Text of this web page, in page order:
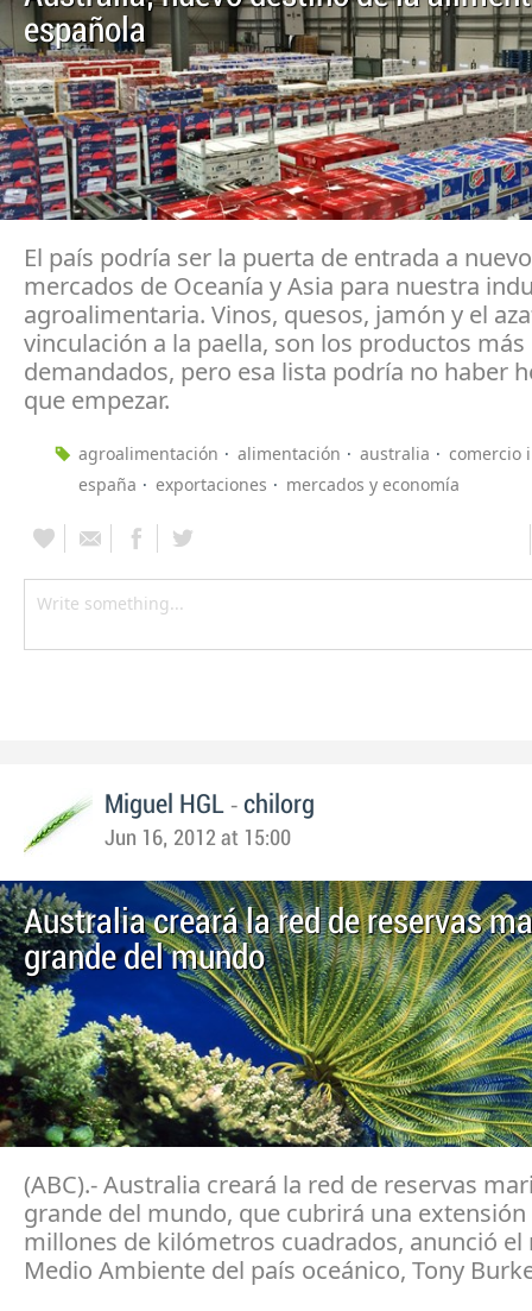
española
El país podría ser la puerta de entrada a
mercados de Oceanía y Asia para nuestra
agroalimentaria. Vinos, quesos, jamón y el
vinculación a la paella, son los productos más
demandados, pero esa lista podría no haber
que empezar.
agroalimentación alimentación australia
comercio
españa
exportaciones mercados y economía
Miguel HGL - chilorg
Jun 16, 2012 at 15:00
Australia creará la red de reservas
grande del mundo
(ABC).- Australia creará la red de reservas
grande del mundo, que cubrirá una extensión
millones de kilómetros cuadrados, anunció
Medio Ambiente del país oceánico, Tony